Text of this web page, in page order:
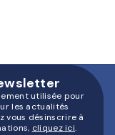
utilisée pour
les actualités
vous désinscrire à
cliquez ici.